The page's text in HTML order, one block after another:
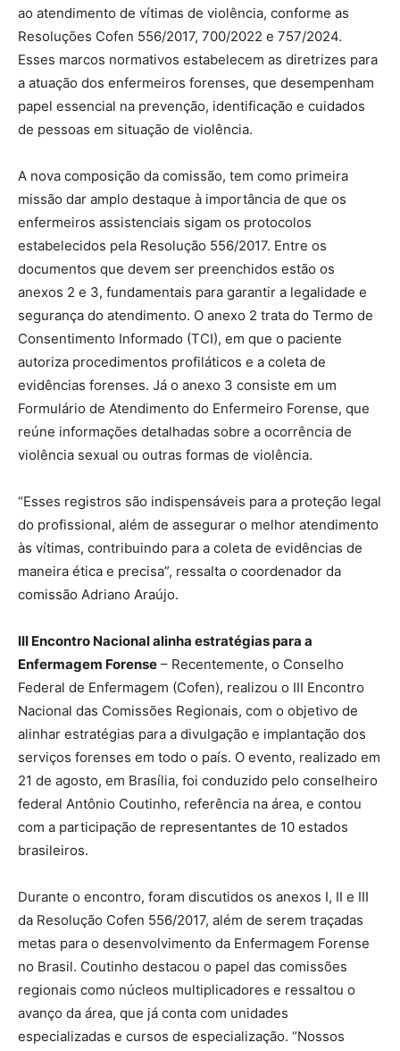
ao atendimento de vítimas de violência, conforme as
Resoluções Cofen 556/2017, 700/2022 e 757/2024.
Esses marcos normativos estabelecem as diretrizes para
a atuação dos enfermeiros forenses, que desempenham
papel essencial na prevenção, identificação e cuidados
de pessoas em situação de violência.
A nova composição da comissão, tem como primeira
missão dar amplo destaque à importância de que os
enfermeiros assistenciais sigam os protocolos
estabelecidos pela Resolução 556/2017. Entre os
documentos que devem ser preenchidos estão os
anexos 2 e 3, fundamentais para garantir a legalidade e
segurança do atendimento. O anexo 2 trata do Termo de
Consentimento Informado (TCI), em que o paciente
autoriza procedimentos profiláticos e a coleta de
evidências forenses. Já o anexo 3 consiste em um
Formulário de Atendimento do Enfermeiro Forense, que
reúne informações detalhadas sobre a ocorrência de
violência sexual ou outras formas de violência.
“Esses registros são indispensáveis para a proteção legal
do profissional, além de assegurar o melhor atendimento
às vítimas, contribuindo para a coleta de evidências de
maneira ética e precisa”, ressalta o coordenador da
comissão Adriano Araújo.
III Encontro Nacional alinha estratégias para a
Enfermagem Forense – Recentemente, o Conselho
Federal de Enfermagem (Cofen), realizou o III Encontro
Nacional das Comissões Regionais, com o objetivo de
alinhar estratégias para a divulgação e implantação dos
serviços forenses em todo o país. O evento, realizado em
21 de agosto, em Brasília, foi conduzido pelo conselheiro
federal Antônio Coutinho, referência na área, e contou
com a participação de representantes de 10 estados
brasileiros.
Durante o encontro, foram discutidos os anexos I, II e III
da Resolução Cofen 556/2017, além de serem traçadas
metas para o desenvolvimento da Enfermagem Forense
no Brasil. Coutinho destacou o papel das comissões
regionais como núcleos multiplicadores e ressaltou o
avanço da área, que já conta com unidades
especializadas e cursos de especialização. “Nossos